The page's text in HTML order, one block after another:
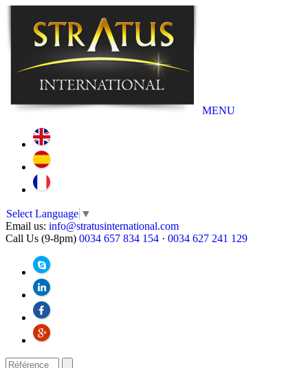
MENU
Select Language ▼
Email us: info@stratusinternational.com
Call Us (9-8pm) 0034 657 834 154 · 0034 627 241 129